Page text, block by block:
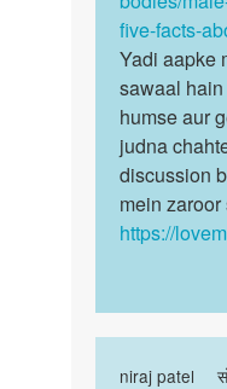
five-facts-
Yadi aapke
sawaal
humse aur
judna
discussion
mein
https://
niraj patel